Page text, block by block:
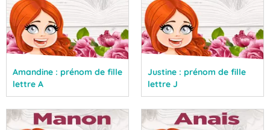
Amandine : prénom de fille
lettre A
Justine : prénom de fille
lettre J